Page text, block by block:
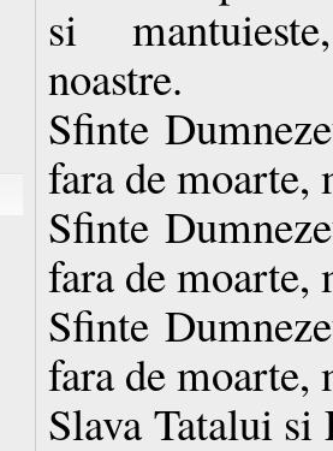
si
noastre.
Sfinte
fara de moarte,
Sfinte
fara de moarte,
Sfinte
fara de moarte,
Slava Tatalui